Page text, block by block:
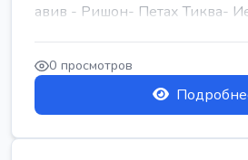
авив - Ришон- Петах Тиква-
0 просмотров